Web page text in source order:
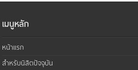
เมนูหลัก
หน้าแรก
สำหรับนิสิตปัจจุบัน